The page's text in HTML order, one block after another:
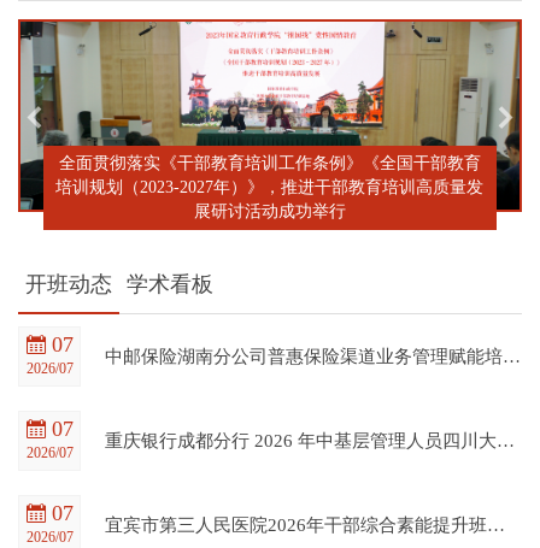
全面贯彻落实《干部教育培训工作条例》《全国干部教育
培训规划（2023-2027年）》，推进干部教育培训高质量发
展研讨活动成功举行
开班动态 学术看板
07
2026/07
中邮保险湖南分公司普惠保险渠道业务管理赋能培训班在四川大学全国干部教育培训基地顺利开班
07
2026/07
重庆银行成都分行 2026 年中基层管理人员四川大学培训项目（第一期）在四川大学全国干部教育培训基地顺利开班
07
2026/07
宜宾市第三人民医院2026年干部综合素能提升班在四川大学全国干部教育培训基地顺利开班